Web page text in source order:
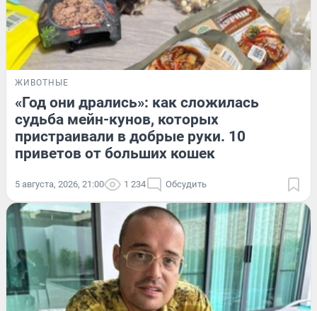
ЖИВОТНЫЕ
«Год они дрались»: как сложилась
судьба мейн-кунов, которых
пристраивали в добрые руки. 10
приветов от больших кошек
5 августа, 2026, 21:00 1 234 Обсудить